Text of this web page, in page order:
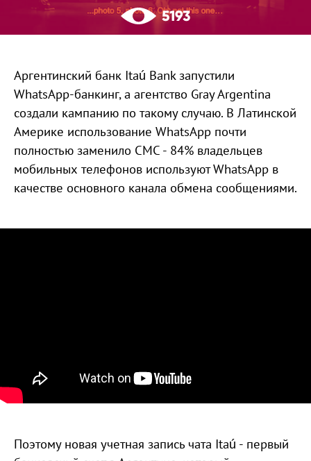
5193
Аргентинский банк Itaú Bank запустили
WhatsApp-банкинг, а агентство Gray Argentina
создали кампанию по такому случаю. В Латинской
Америке использование WhatsApp почти
полностью заменило СМС - 84% владельцев
мобильных телефонов используют WhatsApp в
качестве основного канала обмена сообщениями.
Поэтому новая учетная запись чата Itaú - первый